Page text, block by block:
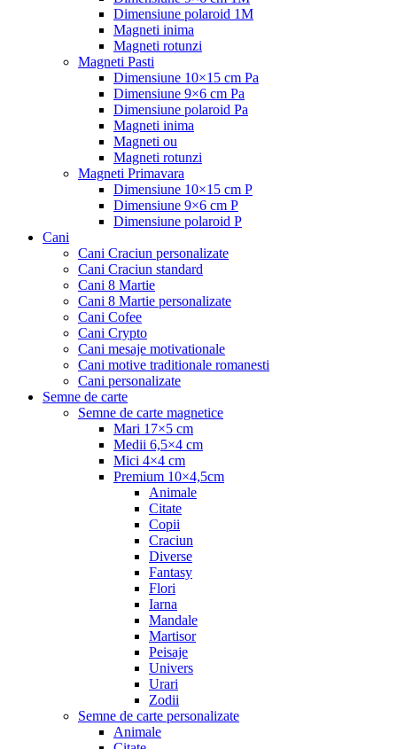
Dimensiune polaroid 1M
Magneti inima
Magneti rotunzi
Magneti Pasti
Dimensiune 10×15 cm Pa
Dimensiune 9×6 cm Pa
Dimensiune polaroid Pa
Magneti inima
Magneti ou
Magneti rotunzi
Magneti Primavara
Dimensiune 10×15 cm P
Dimensiune 9×6 cm P
Dimensiune polaroid P
Cani
Cani Craciun personalizate
Cani Craciun standard
Cani 8 Martie
Cani 8 Martie personalizate
Cani Cofee
Cani Crypto
Cani mesaje motivationale
Cani motive traditionale romanesti
Cani personalizate
Semne de carte
Semne de carte magnetice
Mari 17×5 cm
Medii 6,5×4 cm
Mici 4×4 cm
Premium 10×4,5cm
Animale
Citate
Copii
Craciun
Diverse
Fantasy
Flori
Iarna
Mandale
Martisor
Peisaje
Univers
Urari
Zodii
Semne de carte personalizate
Animale